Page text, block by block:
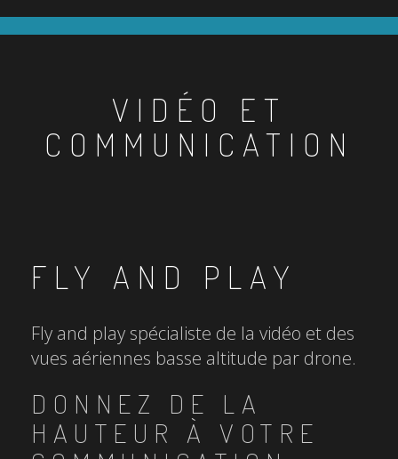
VIDÉO ET
COMMUNICATION
FLY AND PLAY
Fly and play spécialiste de la vidéo et des
vues aériennes basse altitude par drone.
DONNEZ DE LA
HAUTEUR À VOTRE